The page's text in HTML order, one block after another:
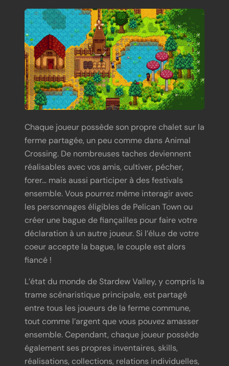
Chaque joueur possède son propre chalet sur la
ferme partagée, un peu comme dans Animal
Crossing. De nombreuses taches deviennent
réalisables avec vos amis, cultiver, pécher,
forer… mais aussi participer à des festivals
ensemble. Vous pourrez même interagir avec
les personnages éligibles de Pelican Town ou
créer une bague de fiançailles pour faire votre
déclaration à un autre joueur. Si l’élu.e de votre
coeur accepte la bague, le couple est alors
fiancé !
L’état du monde de Stardew Valley, y compris la
trame scénaristique principale, est partagé
entre tous les joueurs de la ferme commune,
tout comme l’argent que vous pouvez amasser
ensemble. Cependant, chaque joueur possède
également ses propres inventaires, skills,
réalisations, collections, relations individuelles,